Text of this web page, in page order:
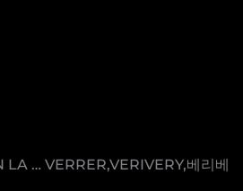
… VERRER,VERIVERY,베리베